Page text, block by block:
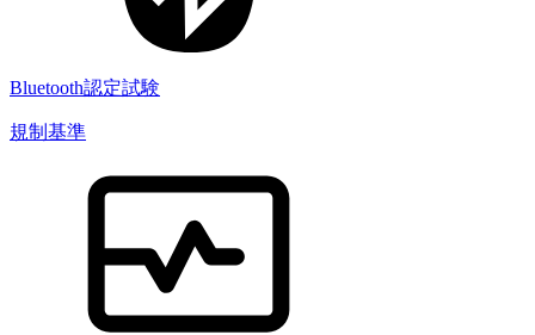
Bluetooth認定試験
規制基準